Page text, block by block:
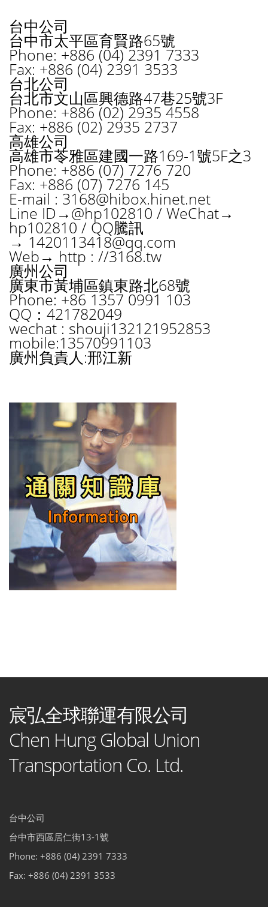
台中公司
台中市太平區育賢路65號
Phone: +886 (04) 2391 7333
Fax: +886 (04) 2391 3533
台北公司
台北市文山區興德路47巷25號3F
Phone: +886 (02) 2935 4558
Fax: +886 (02) 2935 2737
高雄公司
高雄市苓雅區建國一路169-1號5F之3
Phone: +886 (07) 7276 720
Fax: +886 (07) 7276 145
E-mail : 3168@hibox.hinet.net
Line ID→@hp102810 / WeChat→
hp102810 / QQ騰訊
→ 1420113418@qq.com
Web→ http : //3168.tw
廣州公司
廣東市黃埔區鎮東路北68號
Phone: +86 1357 0991 103
QQ：421782049
wechat : shouji132121952853
mobile:13570991103
廣州負責人:邢江新
宸弘全球聯運有限公司
Chen Hung Global Union
Transportation Co. Ltd.
台中公司
台中市西區居仁街13-1號
Phone: +886 (04) 2391 7333
Fax: +886 (04) 2391 3533